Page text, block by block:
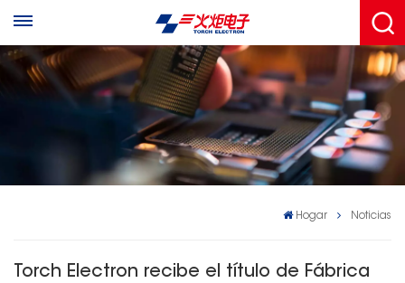
Hogar Noticias
Torch Electron recibe el título de Fábrica